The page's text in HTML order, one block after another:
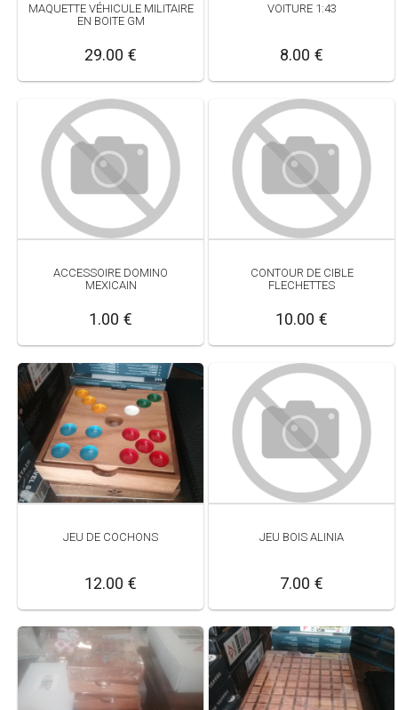
MAQUETTE VÉHICULE MILITAIRE
EN BOITE GM
29.00 €
VOITURE 1:43
8.00 €
ACCESSOIRE DOMINO
MEXICAIN
1.00 €
CONTOUR DE CIBLE
FLECHETTES
10.00 €
JEU DE COCHONS
12.00 €
JEU BOIS ALINIA
7.00 €